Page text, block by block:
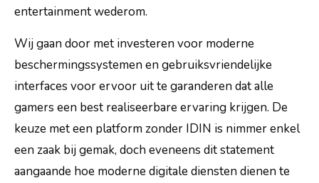
entertainment wederom.
Wij gaan door met investeren voor moderne
beschermingssystemen en gebruiksvriendelijke
interfaces voor ervoor uit te garanderen dat alle
gamers een best realiseerbare ervaring krijgen. De
keuze met een platform zonder IDIN is nimmer enkel
een zaak bij gemak, doch eveneens dit statement
aangaande hoe moderne digitale diensten dienen te